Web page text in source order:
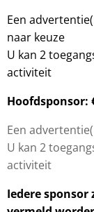
Een
naar keuze
U kan 2
activiteit
Hoofdsponsor:
Een
U kan 2
activiteit
Iedere